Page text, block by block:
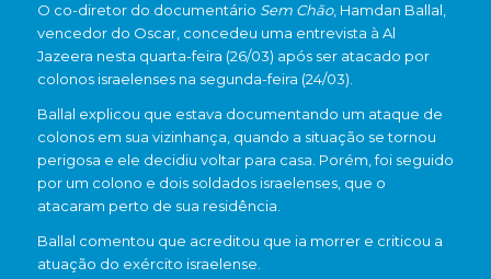
O co-diretor do documentário Sem Chão, Hamdan Ballal,
vencedor do Oscar, concedeu uma entrevista à Al
Jazeera nesta quarta-feira (26/03) após ser atacado por
colonos israelenses na segunda-feira (24/03).
Ballal explicou que estava documentando um ataque de
colonos em sua vizinhança, quando a situação se tornou
perigosa e ele decidiu voltar para casa. Porém, foi seguido
por um colono e dois soldados israelenses, que o
atacaram perto de sua residência.
Ballal comentou que acreditou que ia morrer e criticou a
atuação do exército israelense.